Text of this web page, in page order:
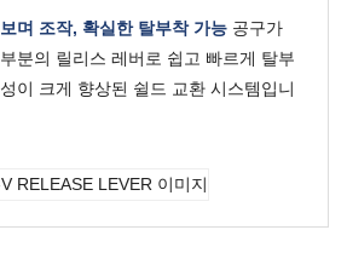
며 조작, 확실한 탈부착 가능 공구가
분의 릴리스 레버로 쉽고 빠르게 탈부
이 크게 향상된 쉴드 교환 시스템입니